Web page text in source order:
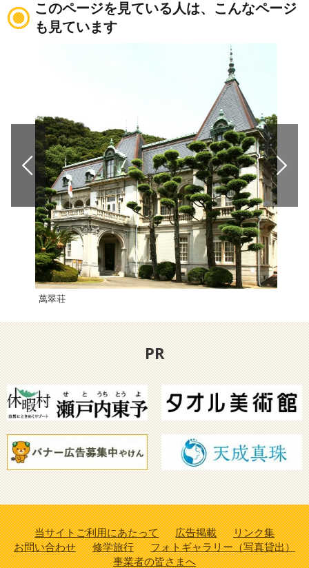
このページを見ている人は、こんなページ
も見ています
萬翠荘
PR
当サイトご利用にあたって 広告掲載
リンク集
お問い合わせ
修学旅行
フォトギャラリー（写真貸出）
事業者の皆さまへ